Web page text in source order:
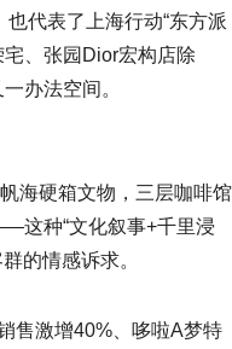
代表了上海行动“东方派
、张园Dior宏构店除
办法空间。
海硬箱文物，三层咖啡馆
这种“文化叙事+千里浸
的情感诉求。
售激增40%、哆啦A梦特